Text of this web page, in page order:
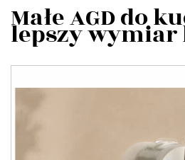
Małe AGD do
lepszy